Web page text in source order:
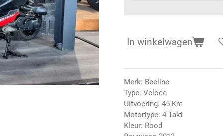
In winkelwagen
Merk: Beeline
Type: Veloce
Uitvoering: 45 Km
Motortype: 4 Takt
Kleur: Rood